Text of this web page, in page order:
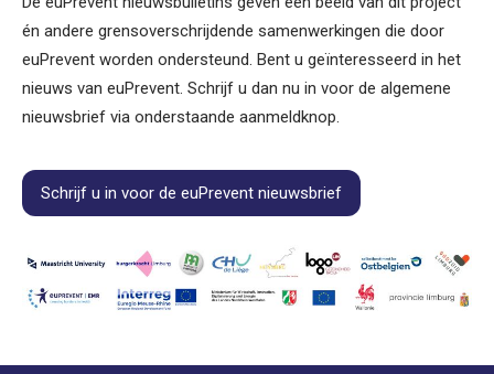
én andere grensoverschrijdende samenwerkingen die door
euPrevent worden ondersteund. Bent u geïnteresseerd in het
nieuws van euPrevent. Schrijf u dan nu in voor de algemene
nieuwsbrief via onderstaande aanmeldknop.
Schrijf u in voor de euPrevent nieuwsbrief